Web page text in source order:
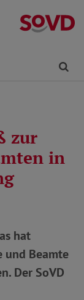
zur
in
hat
und Beamte
Der SoVD